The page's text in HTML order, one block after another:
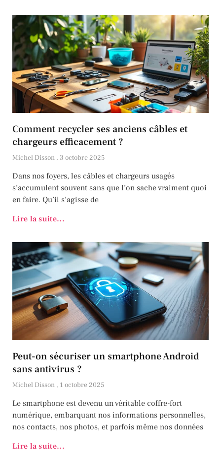
Comment recycler ses anciens câbles et
chargeurs efficacement ?
Michel Disson 3 octobre 2025
Dans nos foyers, les câbles et chargeurs usagés
s’accumulent souvent sans que l’on sache vraiment quoi
en faire. Qu’il s’agisse de
Lire la suite...
Peut-on sécuriser un smartphone Android
sans antivirus ?
Michel Disson 1 octobre 2025
Le smartphone est devenu un véritable coffre-fort
numérique, embarquant nos informations personnelles,
nos contacts, nos photos, et parfois même nos données
Lire la suite...